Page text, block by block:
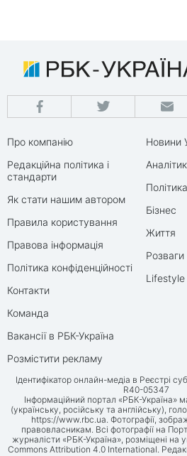
Про компанію
Редакційна політика і
стандарти
Як стати нашим автором
Правила користування
Правова інформація
Політика конфіденційності
Контакти
Команда
Вакансії в РБК-Україна
Розмістити рекламу
Новини
Політика
Бізнес
Життя
Розваги
Lifestyle
Ідентифікатор онлайн-медіа в Реєстрі
R40-05347
Інформаційний портал «РБК-Україна»
(українську, російську та англійську),
https://www.rbc.ua. Фотографії,
правовласникам. Всі фотографії на
журналісти «РБК-Україна», розміщені на
Commons Attribution 4.0 International.